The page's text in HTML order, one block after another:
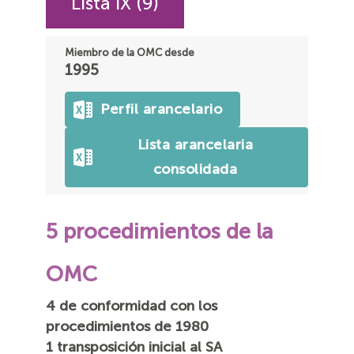
Miembro de la OMC desde
1995
Perfil arancelario
Lista arancelaria
consolidada
5 procedimientos de la
OMC
4 de conformidad con los
procedimientos de 1980
1 transposición inicial al SA